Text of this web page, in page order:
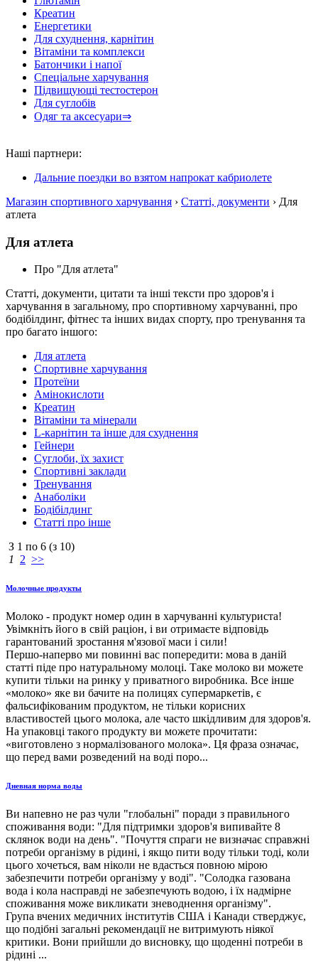
Креатин
Енергетики
Для схуднення, карнітин
Вітаміни та комплекси
Батончики і напої
Спеціальне харчування
Підвищующі тестостерон
Для суглобів
Одяг та аксесуари⇒
Наші партнери:
Дальние поездки во взятом напрокат кабриолете
Магазин спортивного харчування › Статті, документи › Для
атлета
Для атлета
Про "Для атлета"
Статті, документи, цитати та інші тексти про здоров'я і
харчування в загальному, про спортивному харчуванні, про
бодібілдинг, фітнес та інших видах спорту, про тренування та
про багато іншого:
Для атлета
Спортивне харчування
Протеїни
Амінокислоти
Креатин
Вітаміни та мінерали
L-карнітин та інше для схуднення
Гейнери
Суглоби, їх захист
Спортивні заклади
Тренування
Анаболіки
Бодібілдинг
Статті про інше
З 1 по 6 (з 10)
1
2 >>
Молочные продукты
Молоко - продукт номер один в харчуванні культуриста!
Увімкніть його в свій раціон, і ви отримаєте відповідь
гарантований зростання м'язової маси і сили!
Першо-наперво ми повинні вас попередити: мова в даній
статті піде про натуральному молоці. Таке молоко ви можете
купити тільки на ринку у приватного виробника. Все інше
«молоко» яке ви бачите на полицях супермаркетів, є
фальсифікованим продуктом, не тільки корисних
властивостей цього молока, але часто шкідливим для здоров'я.
На упаковці такого продукту ви можете прочитати:
«виготовлено з нормалізованого молока». Ця фраза означає,
що перед вами розведений на воді поро...
Дневная норма воды
Ви напевно не раз чули "глобальні" поради з правильного
споживання води: "Для підтримки здоров'я випивайте 8
склянок води на день". "Почуття спраги не визначає справжні
потреби організму в рідині, і якщо пити воду тільки тоді, коли
цього хочеться, вам ніколи не вдасться повною мірою
забезпечити потреби організму у воді". "Солодка газована
вода і кола насправді не забезпечують водою, і їх надмірне
споживання може викликати зневоднення організму".
Група вчених медичних інститутів США і Канади стверджує,
що подібні загальні рекомендації не витримують ніякої
критики. Вони прийшли до висновку, що щоденні потреби в
рідині ...